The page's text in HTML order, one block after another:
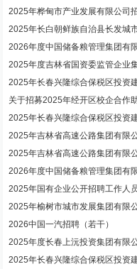
2025年桦甸市产业发展有限公司
2025年长白朝鲜族自治县长发城
2026年度中国储备粮管理集团有
2025年度吉林省国资委监管企业
2025年长春兴隆综合保税区投资
关于招募2025年经开区校企合作
2025年长春兴隆综合保税区投资
2025年吉林省高速公路集团有限
2025年吉林省高速公路集团有限
2026年度中国储备粮管理集团有
2025年国有企业公开招聘工作人
2025年榆树市城市发展集团有限
2026中国一汽招聘（若干）
2025年度长春上沅投资集团有限
2025年长春兴隆综合保税区投资